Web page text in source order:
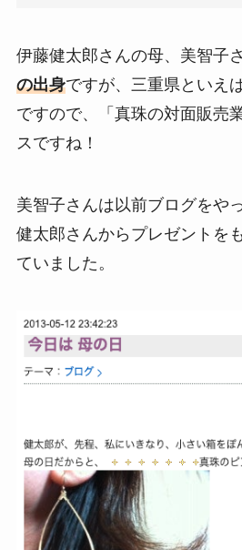
伊藤健太郎さんの母、美智子
の出身ですが、三重県といえ
ですので、「真珠の対面販売
スですね！
美智子さんは以前ブログをや
健太郎さんからプレゼントを
ていました。